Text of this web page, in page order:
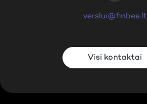
verslui@finbee.lt
Visi kontaktai